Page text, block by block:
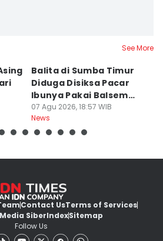
See More
Balita di Sumba Timur
Diduga Disiksa Pacar
Ibunya Pakai Balsem
dan Cabai
07 Agu 2026, 18:57 WIB
News
Contact UsTerms of Services
SiberIndexSitemap
Follow Us